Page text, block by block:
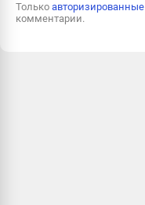
Только авторизированные
комментарии.